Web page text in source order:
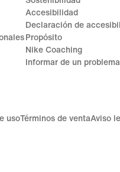
Accesibilidad
Declaración de
Propósito
Nike Coaching
Informar de un problema
usoTérminos de ventaAviso